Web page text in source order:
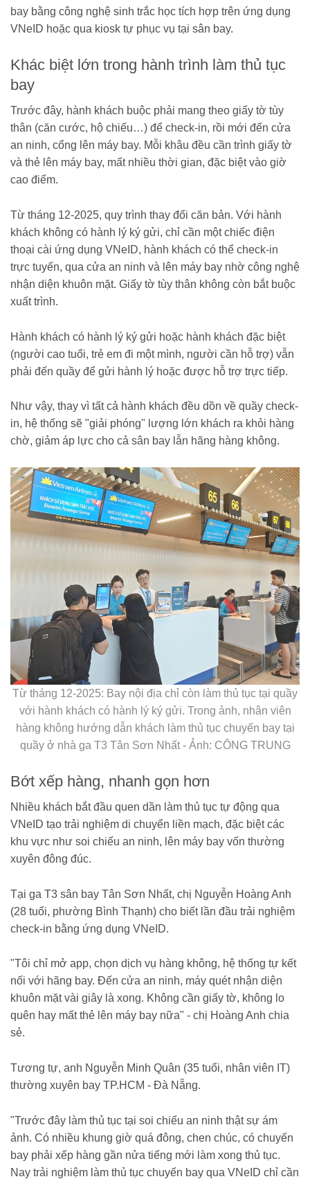
bay bằng công nghệ sinh trắc học tích hợp trên ứng dụng
VNeID hoặc qua kiosk tự phục vụ tại sân bay.
Khác biệt lớn trong hành trình làm thủ tục
bay
Trước đây, hành khách buộc phải mang theo giấy tờ tùy
thân (căn cước, hộ chiếu…) để check-in, rồi mới đến cửa
an ninh, cổng lên máy bay. Mỗi khâu đều cần trình giấy tờ
và thẻ lên máy bay, mất nhiều thời gian, đặc biệt vào giờ
cao điểm.
Từ tháng 12-2025, quy trình thay đổi căn bản. Với hành
khách không có hành lý ký gửi, chỉ cần một chiếc điện
thoại cài ứng dụng VNeID, hành khách có thể check-in
trực tuyến, qua cửa an ninh và lên máy bay nhờ công nghệ
nhận diện khuôn mặt. Giấy tờ tùy thân không còn bắt buộc
xuất trình.
Hành khách có hành lý ký gửi hoặc hành khách đặc biệt
(người cao tuổi, trẻ em đi một mình, người cần hỗ trợ) vẫn
phải đến quầy để gửi hành lý hoặc được hỗ trợ trực tiếp.
Như vậy, thay vì tất cả hành khách đều dồn về quầy check-
in, hệ thống sẽ "giải phóng" lượng lớn khách ra khỏi hàng
chờ, giảm áp lực cho cả sân bay lẫn hãng hàng không.
Từ tháng 12-2025: Bay nội địa chỉ còn làm thủ tục tại quầy
với hành khách có hành lý ký gửi. Trong ảnh, nhân viên
hàng không hướng dẫn khách làm thủ tục chuyến bay tại
quầy ở nhà ga T3 Tân Sơn Nhất - Ảnh: CÔNG TRUNG
Bớt xếp hàng, nhanh gọn hơn
Nhiều khách bắt đầu quen dần làm thủ tục tự động qua
VNeID tạo trải nghiệm di chuyển liền mạch, đặc biệt các
khu vực như soi chiếu an ninh, lên máy bay vốn thường
xuyên đông đúc.
Tại ga T3 sân bay Tân Sơn Nhất, chị Nguyễn Hoàng Anh
(28 tuổi, phường Bình Thạnh) cho biết lần đầu trải nghiệm
check-in bằng ứng dụng VNeID.
"Tôi chỉ mở app, chọn dịch vụ hàng không, hệ thống tự kết
nối với hãng bay. Đến cửa an ninh, máy quét nhận diện
khuôn mặt vài giây là xong. Không cần giấy tờ, không lo
quên hay mất thẻ lên máy bay nữa" - chị Hoàng Anh chia
sẻ.
Tương tự, anh Nguyễn Minh Quân (35 tuổi, nhân viên IT)
thường xuyên bay TP.HCM - Đà Nẵng.
"Trước đây làm thủ tục tại soi chiếu an ninh thật sự ám
ảnh. Có nhiều khung giờ quá đông, chen chúc, có chuyến
bay phải xếp hàng gần nửa tiếng mới làm xong thủ tục.
Nay trải nghiệm làm thủ tục chuyến bay qua VNeID chỉ cần